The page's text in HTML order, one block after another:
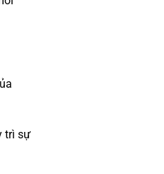
trì sự